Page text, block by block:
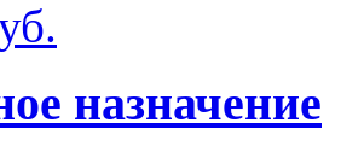
назначение